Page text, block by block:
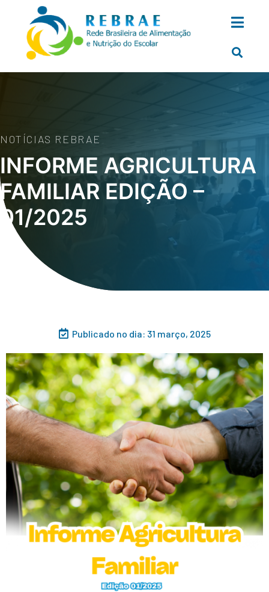
NOTÍCIAS REBRAE
INFORME AGRICULTURA
FAMILIAR EDIÇÃO –
01/2025
Publicado no dia: 31 março, 2025